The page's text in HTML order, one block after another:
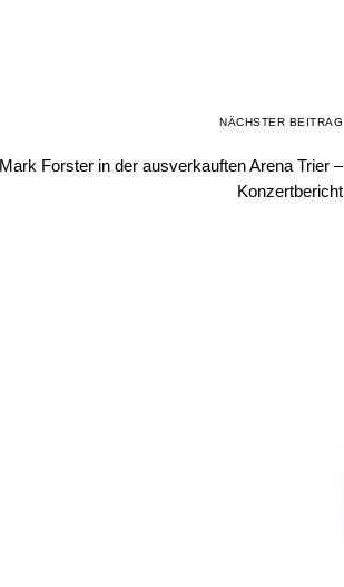
NÄCHSTER BEITRAG
Mark Forster in der ausverkauften Arena Trier –
Konzertbericht